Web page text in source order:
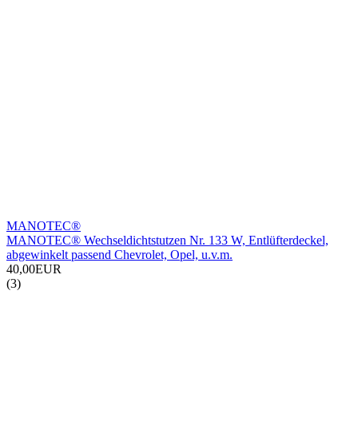
MANOTEC®
MANOTEC® Wechseldichtstutzen Nr. 133 W, Entlüfterdeckel,
abgewinkelt passend Chevrolet, Opel, u.v.m.
40,00EUR
(3)